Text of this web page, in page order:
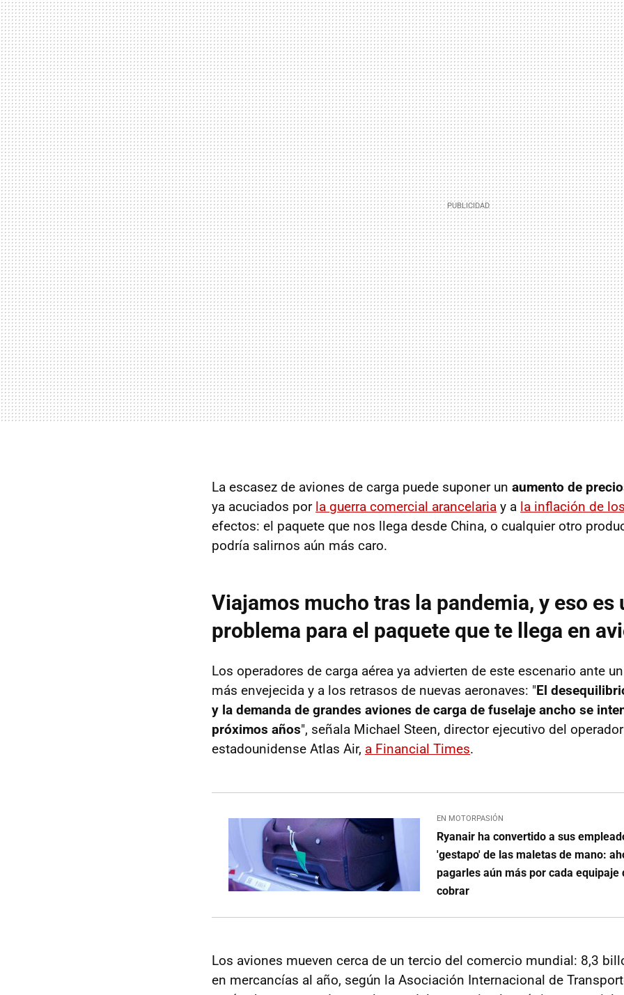
La escasez de aviones de carga puede suponer un aumento de
ya acuciados por la guerra comercial arancelaria y a la inflación de
efectos: el paquete que nos llega desde China, o cualquier otro
podría salirnos aún más caro.
Viajamos mucho tras la pandemia, y eso es
problema para el paquete que te llega en
Los operadores de carga aérea ya advierten de este escenario ante
más envejecida y a los retrasos de nuevas aeronaves: "El
y la demanda de grandes aviones de carga de fuselaje ancho se
próximos años", señala Michael Steen, director ejecutivo del
estadounidense Atlas Air, a Financial Times.
EN MOTORPASIÓN
Ryanair ha convertido a sus
'gestapo' de las maletas de mano:
pagarles aún más por cada equipaje
cobrar
Los aviones mueven cerca de un tercio del comercio mundial: 8,3
en mercancías al año, según la Asociación Internacional de